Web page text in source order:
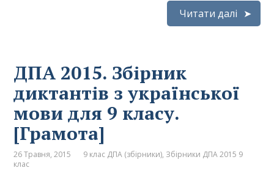
Читати далі
ДПА 2015. Збірник
диктантів з української
мови для 9 класу.
[Грамота]
26 Травня, 2015 9 клас ДПА (збірники), Збірники ДПА 2015 9
клас